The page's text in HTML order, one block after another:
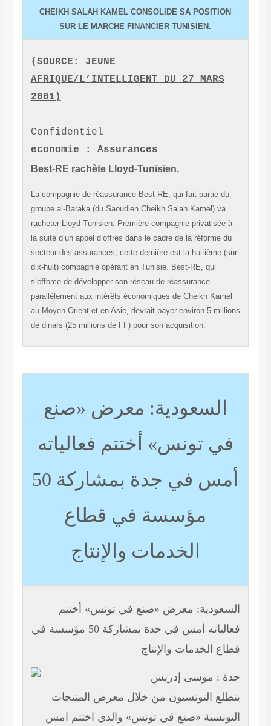
CHEIKH SALAH KAMEL CONSOLIDE SA POSITION
SUR LE MARCHE FINANCIER TUNISIEN.
( SOURCE: JEUNE
AFRIQUE/L’INTELLIGENT DU 27 MARS
2001)
Confidentiel
economie : Assurances
Best-RE rachète Lloyd-Tunisien.
La compagnie de réassurance Best-RE, qui fait partie du
groupe al-Baraka (du Saoudien Cheikh Salah Kamel) va
racheter Lloyd-Tunisien. Première compagnie privatisée à
la suite d’un appel d’offres dans le cadre de la réforme du
secteur des assurances, cette dernière est la huitième (sur
dix-huit) compagnie opérant en Tunisie. Best-RE, qui
s’efforce de développer son réseau de réassurance
parallèlement aux intérêts économiques de Cheikh Kamel
au Moyen-Orient et en Asie, devrait payer environ 5 millions
de dinars (25 millions de FF) pour son acquisition.
السعودية: معرض «صنع
في تونس» أختتم فعالياته
أمس في جدة بمشاركة 50
مؤسسة في قطاع
الخدمات والإنتاج
السعودية: معرض «صنع في تونس» أختتم
فعالياته أمس في جدة بمشاركة 50 مؤسسة في
قطاع الخدمات والإنتاج
جدة : موسى إدريس
يتطلع التونسيون من خلال معرض المنتجات
التونسية «صنع في تونس» والذي اختتم امس